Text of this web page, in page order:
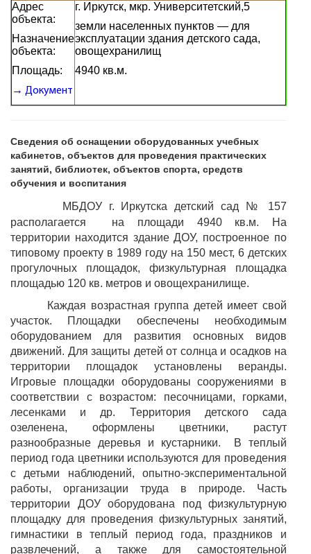
Адрес
объекта:
Назначение
объекта:
Площадь:
→ Документ
г. Иркутск, мкр. Университетский,5
земли населенных пунктов — для
эксплуатации здания детского сада,
овощехранилищ
4940 кв.м.
Сведения об оснащении оборудованных учебных
кабинетов, объектов для проведения практических
занятий, библиотек, объектов спорта, средств
обучения и воспитания
МБДОУ г. Иркутска детский сад № 157
располагается на площади 4940 кв.м. На
территории находится здание ДОУ, построенное по
типовому проекту в 1989 году на 150 мест, 6 детских
прогулочных площадок, физкультурная площадка
площадью 120 кв. метров и овощехранилище.
Каждая возрастная группа детей имеет свой
участок. Площадки обеспечены необходимым
оборудованием для развития основных видов
движений. Для защиты детей от солнца и осадков на
территории площадок установлены веранды.
Игровые площадки оборудованы сооружениями в
соответствии с возрастом: песочницами, горками,
лесенками и др. Территория детского сада
озеленена, оформлены цветники, растут
разнообразные деревья и кустарники. В теплый
период года цветники используются для проведения
с детьми наблюдений, опытно-экспериментальной
работы, организации труда в природе. Часть
территории ДОУ оборудована под физкультурную
площадку для проведения физкультурных занятий,
гимнастики в теплый период года, праздников и
развлечений, а также для самостоятельной